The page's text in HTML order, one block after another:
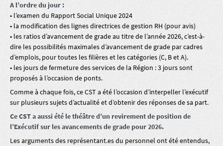
A l’ordre du jour :
• l’examen du Rapport Social Unique 2024
• la modification des lignes directrices de gestion RH (pour avis)
• les ratios d’avancement de grade au titre de l’année 2026, c’est-à-
dire les possibilités maximales d’avancement de grade par cadres
d’emplois, pour toutes les filières et les catégories (C, B et A).
• les jours de fermeture des services de la Région : 3 jours sont
proposés à l’occasion de ponts.
Comme à chaque fois, ce CST a été l’occasion d’interpeller l’exécutif
sur plusieurs sujets d’actualité et d’obtenir des réponses de sa part.
Ce CST a aussi été le théâtre d’un revirement de position de
l’Exécutif sur les avancements de grade pour 2026.
Les arguments des représentant.es du personnel ont été entendus,